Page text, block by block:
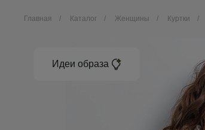
Главная Каталог Женщины Куртки
Идеи образа